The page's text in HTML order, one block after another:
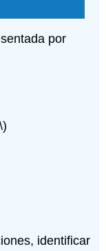
por
identificar